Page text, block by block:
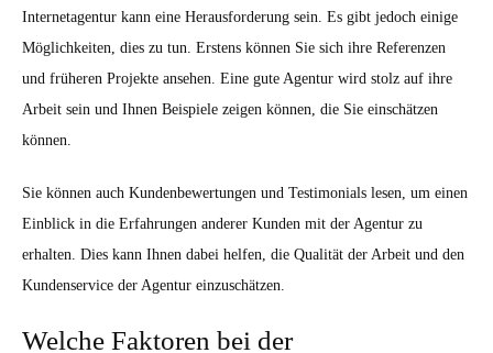
Internetagentur kann eine Herausforderung sein. Es gibt jedoch einige
Möglichkeiten, dies zu tun. Erstens können Sie sich ihre Referenzen
und früheren Projekte ansehen. Eine gute Agentur wird stolz auf ihre
Arbeit sein und Ihnen Beispiele zeigen können, die Sie einschätzen
können.
Sie können auch Kundenbewertungen und Testimonials lesen, um einen
Einblick in die Erfahrungen anderer Kunden mit der Agentur zu
erhalten. Dies kann Ihnen dabei helfen, die Qualität der Arbeit und den
Kundenservice der Agentur einzuschätzen.
Welche Faktoren bei der